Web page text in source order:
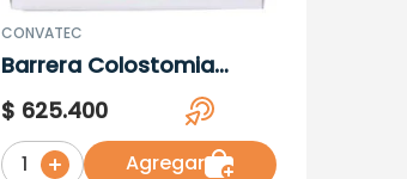
CONVATEC
Barrera Colostomia
Natura Durahesive 45Mm
X 10 Und Rf 413155
(Convatec
$ 625.400
1 Agregar